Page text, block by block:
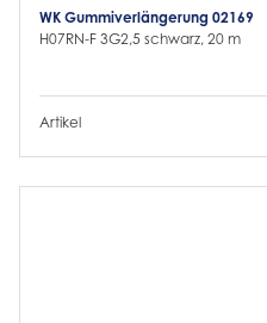
WK Gummiverlängerung 02169
H07RN-F 3G2,5 schwarz, 20 m
Artikel